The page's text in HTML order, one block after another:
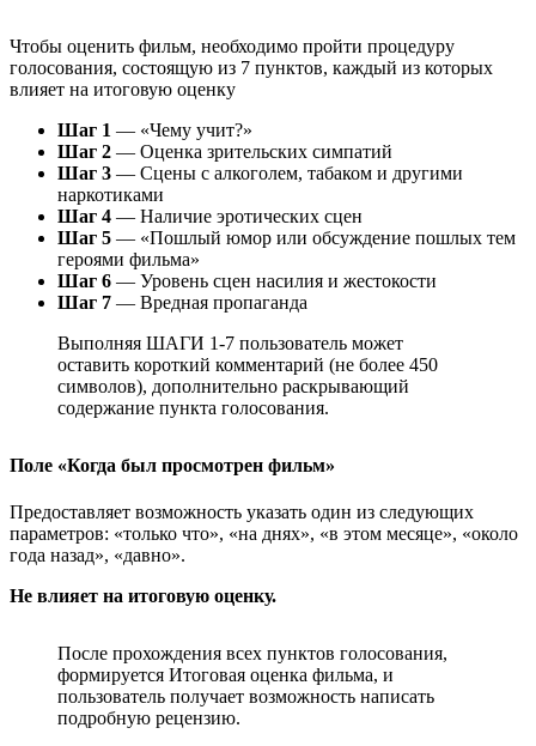
Чтобы оценить фильм, необходимо пройти процедуру
голосования, состоящую из 7 пунктов, каждый из которых
влияет на итоговую оценку
Шаг 1 — «Чему учит?»
Шаг 2 — Оценка зрительских симпатий
Шаг 3 — Сцены с алкоголем, табаком и другими
наркотиками
Шаг 4 — Наличие эротических сцен
Шаг 5 — «Пошлый юмор или обсуждение пошлых тем
героями фильма»
Шаг 6 — Уровень сцен насилия и жестокости
Шаг 7 — Вредная пропаганда
Выполняя ШАГИ 1-7 пользователь может
оставить короткий комментарий (не более 450
символов), дополнительно раскрывающий
содержание пункта голосования.
Поле «Когда был просмотрен фильм»
Предоставляет возможность указать один из следующих
параметров: «только что», «на днях», «в этом месяце», «около
года назад», «давно».
Не влияет на итоговую оценку.
После прохождения всех пунктов голосования,
формируется Итоговая оценка фильма, и
пользователь получает возможность написать
подробную рецензию.